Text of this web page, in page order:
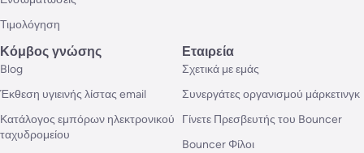
Τιμολόγηση
Κόμβος γνώσης
Blog
Έκθεση υγιεινής λίστας email
Κατάλογος εμπόρων ηλεκτρονικού
ταχυδρομείου
Εταιρεία
Σχετικά με εμάς
Συνεργάτες οργανισμού μάρκετινγκ
Γίνετε Πρεσβευτής του Bouncer
Bouncer Φίλοι